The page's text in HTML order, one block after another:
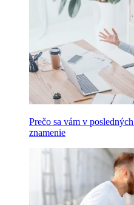
Prečo sa vám v
znamenie